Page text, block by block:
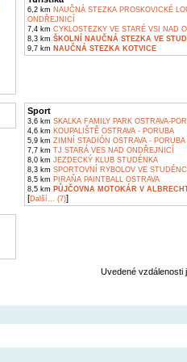
6,2 km NAUČNÁ STEZKA PROSKOVICKÉ
ONDŘEJNICÍ
7,4 km CYKLOSTEZKY VE STARÉ VSI NAD
8,3 km ŠKOLNÍ NAUČNÁ STEZKA VE
9,7 km NAUČNÁ STEZKA KOTVICE
Sport
3,6 km SKALKA FAMILY PARK OSTRAVA-
4,6 km KOUPALIŠTĚ OSTRAVA - PORUBA
5,9 km ZIMNÍ STADIÓN OSTRAVA - PORUBA
7,7 km TJ STARÁ VES NAD ONDŘEJNICÍ
8,0 km JEZDECKÝ KLUB STUDÉNKA
8,3 km SPORTOVNÍ RYBOLOV VE
8,5 km PIRAŇA PAINTBALL OSTRAVA
8,5 km PŮJČOVNA MOTOKÁR V
[Další... (7)]
Uvedené vzdálenosti